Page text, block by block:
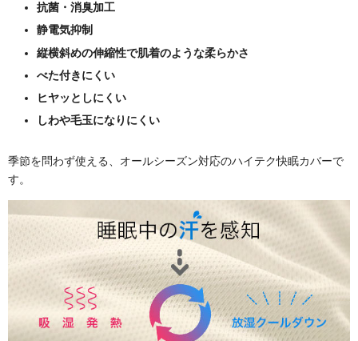
抗菌・消臭加工
静電気抑制
縦横斜めの伸縮性で肌着のような柔らかさ
べた付きにくい
ヒヤッとしにくい
しわや毛玉になりにくい
季節を問わず使える、オールシーズン対応のハイテク快眠カバーで
す。